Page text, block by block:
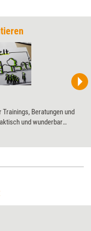
Beratungen und
und wunderbar